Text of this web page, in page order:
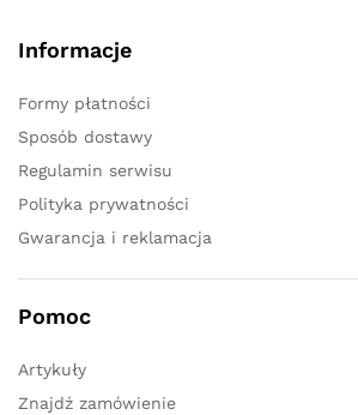
Informacje
Formy płatności
Sposób dostawy
Regulamin serwisu
Polityka prywatności
Gwarancja i reklamacja
Pomoc
Artykuły
Znajdź zamówienie